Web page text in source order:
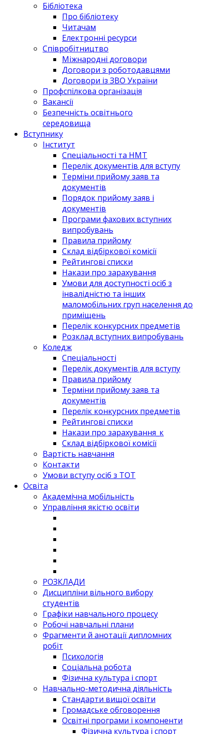
Бібліотека
Про бібліотеку
Читачам
Електронні ресурси
Співробітництво
Міжнародні договори
Договори з роботодавцями
Договори із ЗВО України
Профспілкова організація
Вакансії
Безпечність освітнього
середовища
Вступнику
Інститут
Спеціальності та НМТ
Перелік документів для вступу
Терміни прийому заяв та
документів
Порядок прийому заяв і
документів
Програми фахових вступних
випробувань
Правила прийому
Склад відбіркової комісії
Рейтингові списки
Накази про зарахування
Умови для доступності осіб з
інвалідністю та інших
маломобільних груп населення до
приміщень
Перелік конкурсних предметів
Розклад вступних випробувань
Коледж
Спеціальності
Перелік документів для вступу
Правила прийому
Терміни прийому заяв та
документів
Перелік конкурсних предметів
Рейтингові списки
Накази про зарахування_к
Склад відбіркової комісії
Вартість навчання
Контакти
Умови вступу осіб з ТОТ
Освіта
Академічна мобільність
Управління якістю освіти
РОЗКЛАДИ
Дисципліни вільного вибору
студентів
Графіки навчального процесу
Робочі навчальні плани
Фрагменти й анотації дипломних
робіт
Психологія
Соціальна робота
Фізична культура і спорт
Навчально-методична діяльність
Стандарти вищої освіти
Громадське обговорення
Освітні програми і компоненти
Фізична культура і спорт